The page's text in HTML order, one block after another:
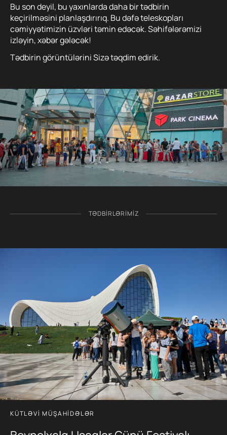
Bu son deyil, bu yaxınlarda daha bir tədbirin
keçirilməsini planlaşdırırıq. Bu dəfə teleskopları
cəmiyyətimizin üzvləri təmin edəcək. Səhifələrəmizi
izləyin, xəbər gələcək!
Tədbirin görüntülərini Sizə təqdim edirik.
TƏDBIRLƏRIMIZ
KÜTLƏVI MÜŞAHIDƏLƏR